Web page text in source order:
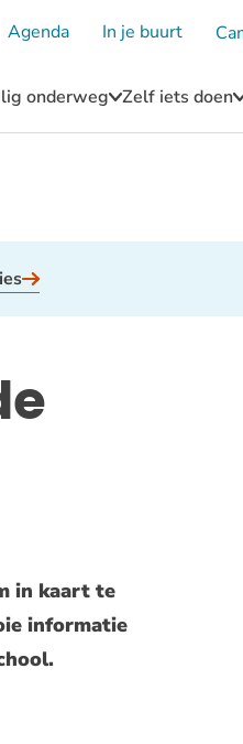
onderweg Submenu
Blijf
Zelf iets doen
Agenda In je buurt
in kaart te
informatie